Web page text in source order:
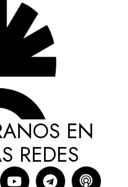
EN
REDES